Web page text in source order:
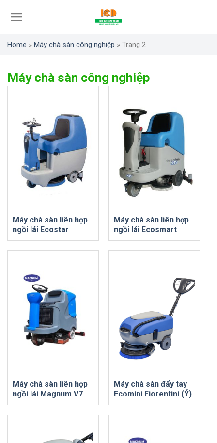
Home » Máy chà sàn công nghiệp » Trang 2
Máy chà sàn công nghiệp
Máy chà sàn liên hợp
ngồi lái Ecostar
Máy chà sàn liên hợp
ngồi lái Ecosmart
Máy chà sàn liên hợp
ngồi lái Magnum V7
Máy chà sàn đẩy tay
Ecomini Fiorentini (Ý)